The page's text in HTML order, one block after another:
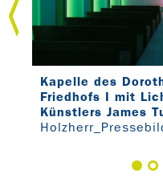
Kapelle des
Friedhofs I mit
Künstlers James